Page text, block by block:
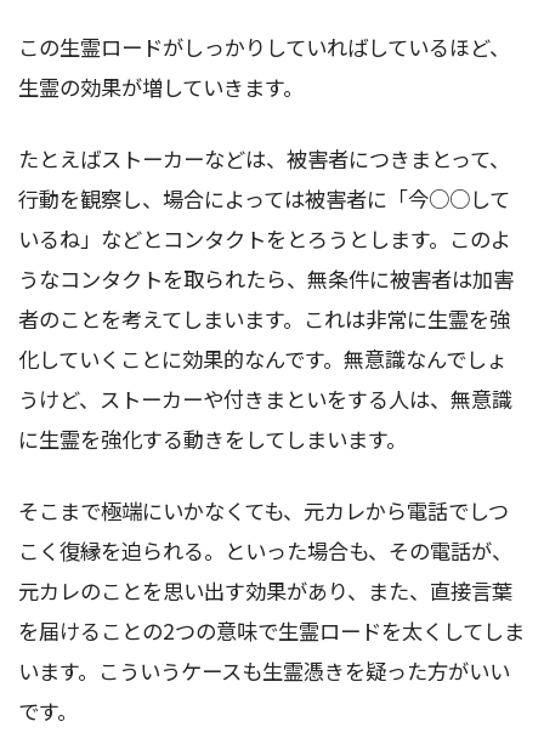
この生霊ロードがしっかりしていればしているほど、
生霊の効果が増していきます。
たとえばストーカーなどは、被害者につきまとって、
行動を観察し、場合によっては被害者に「今○○して
いるね」などとコンタクトをとろうとします。このよ
うなコンタクトを取られたら、無条件に被害者は加害
者のことを考えてしまいます。これは非常に生霊を強
化していくことに効果的なんです。無意識なんでしょ
うけど、ストーカーや付きまといをする人は、無意識
に生霊を強化する動きをしてしまいます。
そこまで極端にいかなくても、元カレから電話でしつ
こく復縁を迫られる。といった場合も、その電話が、
元カレのことを思い出す効果があり、また、直接言葉
を届けることの2つの意味で生霊ロードを太くしてしま
います。こういうケースも生霊憑きを疑った方がいい
です。